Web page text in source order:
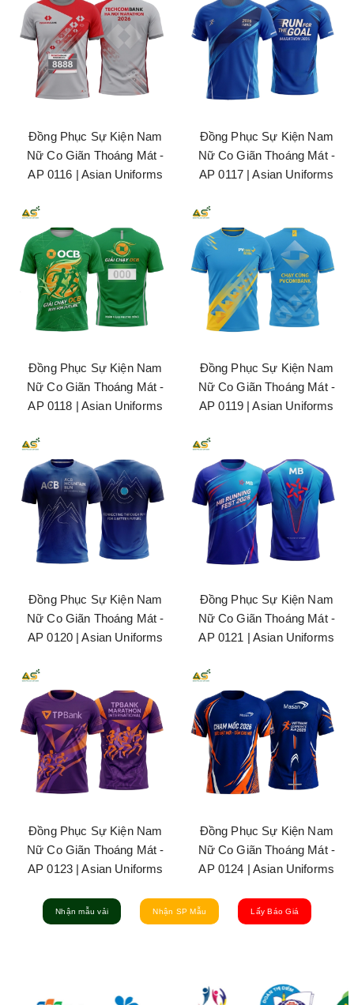
Đồng Phục Sự Kiện Nam
Nữ Co Giãn Thoáng Mát -
AP 0116 | Asian Uniforms
Đồng Phục Sự Kiện Nam
Nữ Co Giãn Thoáng Mát -
AP 0117 | Asian Uniforms
Đồng Phục Sự Kiện Nam
Nữ Co Giãn Thoáng Mát -
AP 0118 | Asian Uniforms
Đồng Phục Sự Kiện Nam
Nữ Co Giãn Thoáng Mát -
AP 0119 | Asian Uniforms
Đồng Phục Sự Kiện Nam
Nữ Co Giãn Thoáng Mát -
AP 0120 | Asian Uniforms
Đồng Phục Sự Kiện Nam
Nữ Co Giãn Thoáng Mát -
AP 0121 | Asian Uniforms
Đồng Phục Sự Kiện Nam
Nữ Co Giãn Thoáng Mát -
AP 0123 | Asian Uniforms
Đồng Phục Sự Kiện Nam
Nữ Co Giãn Thoáng Mát -
AP 0124 | Asian Uniforms
Nhận mẫu vải Nhận SP Mẫu Lấy Báo Giá